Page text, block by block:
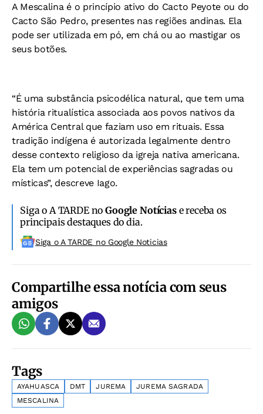
A Mescalina é o princípio ativo do Cacto Peyote ou do
Cacto São Pedro, presentes nas regiões andinas. Ela
pode ser utilizada em pó, em chá ou ao mastigar os
seus botões.
“É uma substância psicodélica natural, que tem uma
história ritualística associada aos povos nativos da
América Central que faziam uso em rituais. Essa
tradição indígena é autorizada legalmente dentro
desse contexto religioso da igreja nativa americana.
Ela tem um potencial de experiências sagradas ou
místicas”, descreve Iago.
Siga o A TARDE noGoogle Notíciase receba os
principais destaques do dia.
Siga o A TARDE no Google Noticias
Compartilhe essa notícia com seus
amigos
Tags
AYAHUASCA DMT JUREMA
JUREMA SAGRADA
MESCALINA